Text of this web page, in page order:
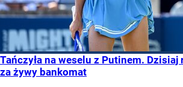
Tańczyła na weselu z Putinem. Dzisiaj
za żywy bankomat